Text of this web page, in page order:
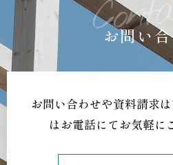
お問い
お問い合わせや資料請求は
はお電話にてお気軽に